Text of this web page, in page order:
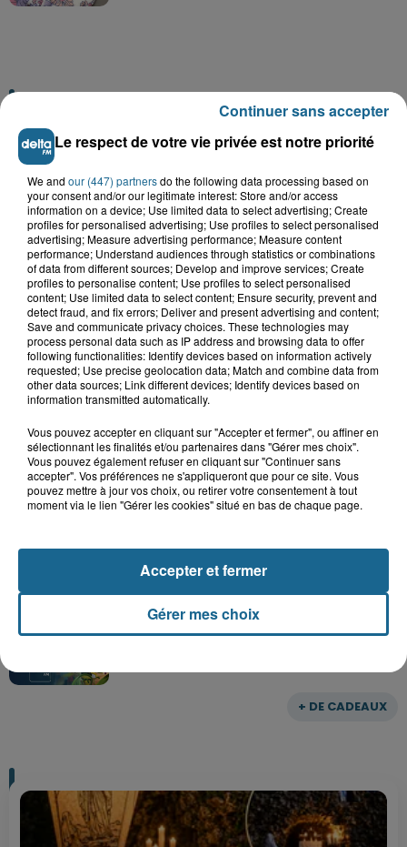
A GAGNER
+ DE CADEAUX
Grand jeu de l'été : les cabines de plages
Gagnez vos entrées pour Dennlys
Parc
Gagnez vos entrées pour le parc
Bagatelle
Gagnez vos entrées pour Plopsaland
Le respect de votre vie privée est notre priorité
We and our (447) partnersdo the following data processing based on
your consent and/or our legitimate interest: Store and/or access
information on a device; Use limited data to select advertising; Create
profiles for personalised advertising; Use profiles to select personalised
advertising; Measure advertising performance; Measure content
performance; Understand audiences through statistics or combinations
of data from different sources; Develop and improve services; Create
profiles to personalise content; Use profiles to select personalised
content; Use limited data to select content; Ensure security, prevent and
detect fraud, and fix errors; Deliver and present advertising and content;
Save and communicate privacy choices. These technologies may
process personal data such as IP address and browsing data to offer
following functionalities: Identify devices based on information actively
requested; Use precise geolocation data; Match and combine data from
other data sources; Link different devices; Identify devices based on
information transmitted automatically.
Vous pouvez accepter en cliquant sur "Accepter et fermer", ou affiner en
sélectionnant les finalités et/ou partenaires dans "Gérer mes choix".
Vous pouvez également refuser en cliquant sur "Continuer sans
accepter". Vos préférences ne s'appliqueront que pour ce site. Vous
pouvez mettre à jour vos choix, ou retirer votre consentement à tout
moment via le lien "Gérer les cookies" situé en bas de chaque page.
Gérer mes choix
Accepter et fermer
Continuer sans accepter